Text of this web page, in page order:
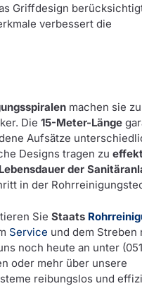
Griffdesign
verbessert die
machen sie zu
Die 15-Meter-Länge
Aufsätze
Designs tragen zu
Lebensdauer der
in der
Sie Staats
Service und dem Streben
noch heute an unter
oder mehr über unsere
reibungslos und